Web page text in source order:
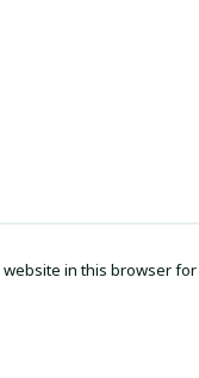
website in this browser